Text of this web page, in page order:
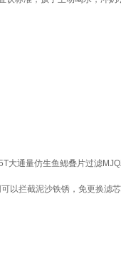
大通量仿生鱼鳃叠片过滤
以拦截泥沙铁锈，免更换滤